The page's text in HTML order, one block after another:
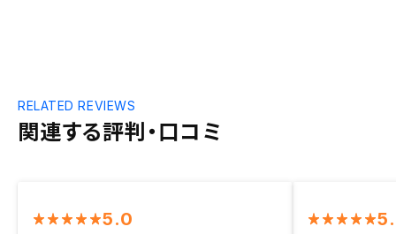
関連する評判・口コミ
RELATED REVIEWS
5.0